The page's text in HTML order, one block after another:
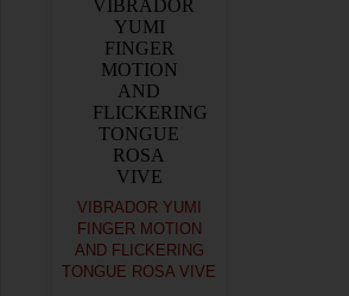
VIBRADOR YUMI
FINGER MOTION
AND FLICKERING
TONGUE ROSA VIVE